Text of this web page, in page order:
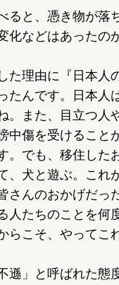
ると、憑き物が落
化などはあったの
た理由に『日本
たんです。日本人
。また、目立つ人
中傷を受けるこ
。でも、移住した
、犬と遊ぶ。これ
さんのおかげだっ
人たちのことを何
らこそ、やってこ
」と呼ばれた態